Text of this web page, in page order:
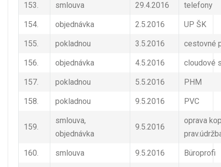
153. smlouva 29.4.2016 telefony
154. objednávka 2.5.2016 UP ŠK
155. pokladnou 3.5.2016 cestovné
156. objednávka 4.5.2016 cloudové
157. pokladnou 5.5.2016 PHM
158. pokladnou 9.5.2016 PVC
159.
smlouva,
objednávka
9.5.2016
oprava
160. smlouva 9.5.2016 Büroprofi